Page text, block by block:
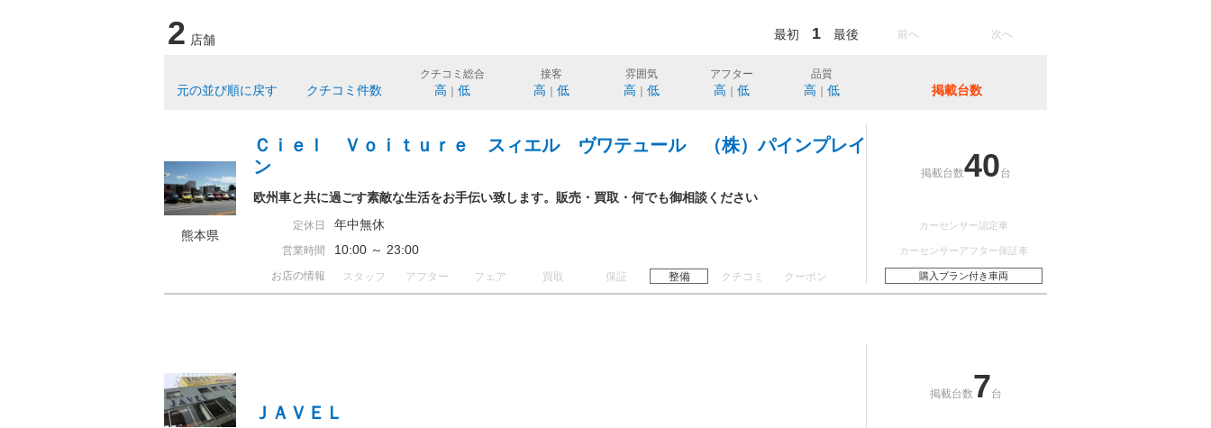
2 店舗 前へ 次へ
最初 1 最後
元の並び順に戻す クチコミ件数
クチコミ総合
高 低
接客
高 低
雰囲気
高 低
アフター
高 低
品質
高 低 掲載台数
熊本県
Ｃｉｅｌ Ｖｏｉｔｕｒｅ スィエル ヴワテュール （株）パインプレイ
ン
欧州車と共に過ごす素敵な生活をお手伝い致します。販売・買取・何でも御相談ください
定休日 年中無休
営業時間 10:00 ～ 23:00
お店の情報 スタッフ アフター フェア 買取 保証 整備 クチコミ クーポン
掲載台数40台
カーセンサー認定車
カーセンサーアフター保証車
購入プラン付き車両
ＪＡＶＥＬ
掲載台数7台